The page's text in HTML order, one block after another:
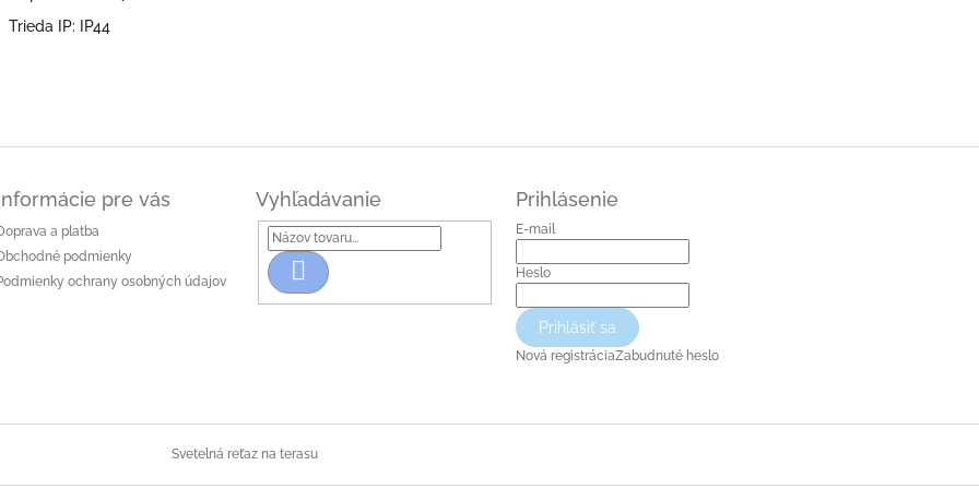
Trieda IP: IP44
pre vás
a platba
podmienky
ochrany osobných údajov
Vyhľadávanie
Hľadať
Prihlásenie
E-mail
Heslo
Prihlásiť sa
Nová registráciaZabudnuté heslo
Svetelná reťaz na terasu